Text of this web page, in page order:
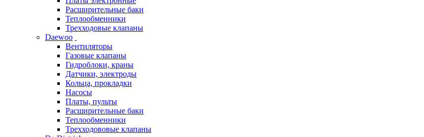
Расширительные баки
Теплообменники
Трехходовые клапаны
Daewoo
Вентиляторы
Газовые клапаны
Гидроблоки, краны
Датчики, электроды
Кольца, прокладки
Насосы
Платы, пульты
Расширительные баки
Теплообменники
Трехходововые клапаны